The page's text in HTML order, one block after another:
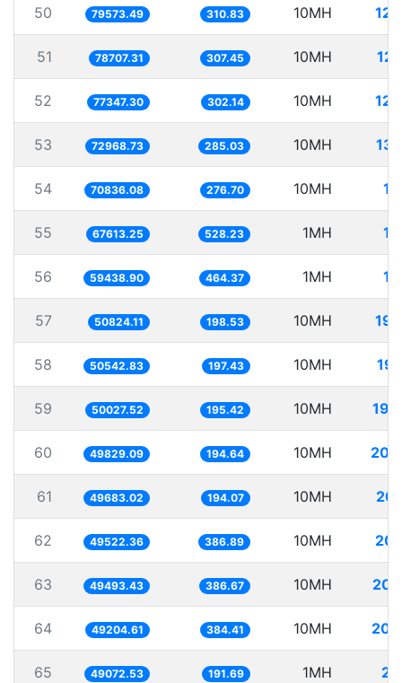
50 79573.49 310.83 10MH
51 78707.31 307.45 10MH
52 77347.30 302.14 10MH
53 72968.73 285.03 10MH
54 70836.08 276.70 10MH
55 67613.25 528.23 1MH
56 59438.90 464.37 1MH
57 50824.11 198.53 10MH
58 50542.83 197.43 10MH
59 50027.52 195.42 10MH
60 49829.09 194.64 10MH
61 49683.02 194.07 10MH
62 49522.36 386.89 10MH
63 49493.43 386.67 10MH
64 49204.61 384.41 10MH
65 49072.53 191.69 1MH